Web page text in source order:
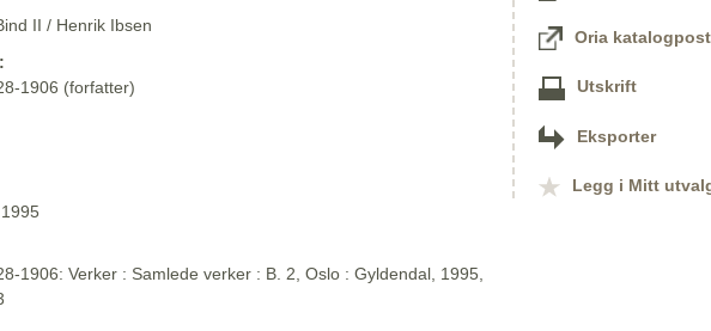
II / Henrik Ibsen
1906 (forfatter)
1906: Verker : Samlede verker : B. 2, Oslo : Gyldendal, 1995,
Oria katalogpost
Utskrift
Eksporter
Legg i Mitt